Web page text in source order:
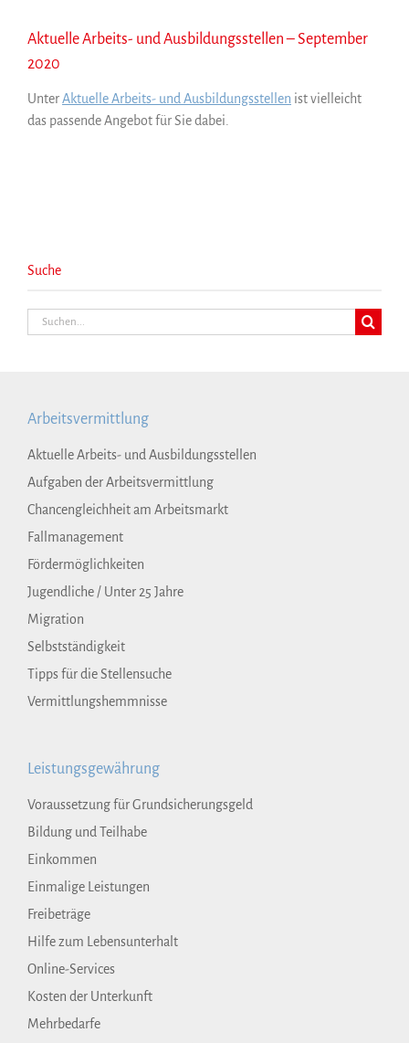
Aktuelle Arbeits- und Ausbildungsstellen – September
2020
UnterAktuelle Arbeits- und Ausbildungsstellen ist vielleicht
das passende Angebot für Sie dabei.
Suche
Suche
Arbeitsvermittlung
Aktuelle Arbeits- und Ausbildungsstellen
Aufgaben der Arbeitsvermittlung
Chancengleichheit am Arbeitsmarkt
Fallmanagement
Fördermöglichkeiten
Jugendliche / Unter 25 Jahre
Migration
Selbstständigkeit
Tipps für die Stellensuche
Vermittlungshemmnisse
Leistungsgewährung
Voraussetzung für Grundsicherungsgeld
Bildung und Teilhabe
Einkommen
Einmalige Leistungen
Freibeträge
Hilfe zum Lebensunterhalt
Online-Services
Kosten der Unterkunft
Mehrbedarfe